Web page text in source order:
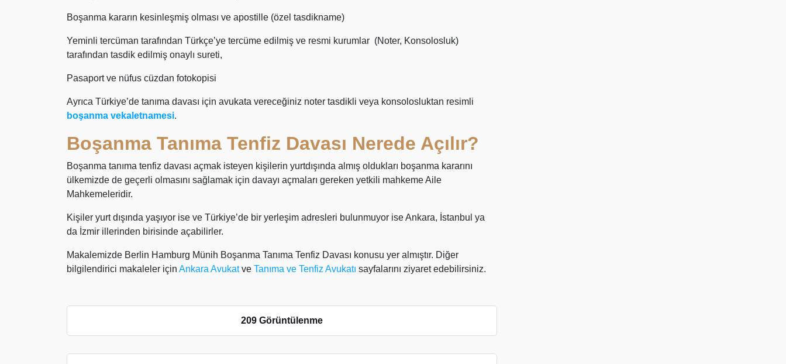
Boşanma kararın kesinleşmiş olması ve apostille (özel tasdikname)
Yeminli tercüman tarafından Türkçe’ye tercüme edilmiş ve resmi kurumlar (Noter, Konsolosluk)
tarafından tasdik edilmiş onaylı sureti,
Pasaport ve nüfus cüzdan fotokopisi
Ayrıca Türkiye’de tanıma davası için avukata vereceğiniz noter tasdikli veya konsolosluktan resimli
boşanma vekaletnamesi.
Boşanma Tanıma Tenfiz Davası Nerede Açılır?
Boşanma tanıma tenfiz davası açmak isteyen kişilerin yurtdışında almış oldukları boşanma kararını
ülkemizde de geçerli olmasını sağlamak için davayı açmaları gereken yetkili mahkeme Aile
Mahkemeleridir.
Kişiler yurt dışında yaşıyor ise ve Türkiye’de bir yerleşim adresleri bulunmuyor ise Ankara, İstanbul ya
da İzmir illerinden birisinde açabilirler.
Makalemizde Berlin Hamburg Münih Boşanma Tanıma Tenfiz Davası konusu yer almıştır. Diğer
bilgilendirici makaleler için Ankara Avukatve Tanıma ve Tenfiz Avukatı sayfalarını ziyaret edebilirsiniz.
209 Görüntülenme